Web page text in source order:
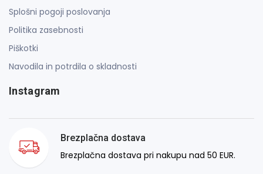
Splošni pogoji poslovanja
Politika zasebnosti
Piškotki
Navodila in potrdila o skladnosti
Instagram
Brezplačna dostava
Brezplačna dostava pri nakupu nad 50 EUR.